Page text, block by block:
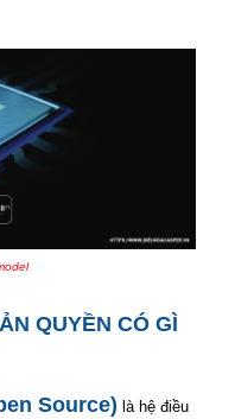
QUYỀN CÓ GÌ
Source) là hệ điều